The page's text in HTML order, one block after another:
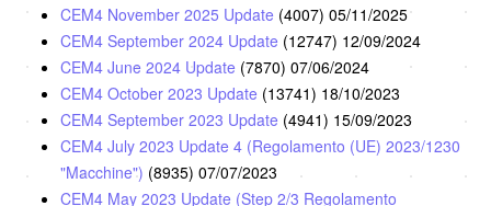
CEM4 November 2025 Update (4007) 05/11/2025
CEM4 September 2024 Update (12747) 12/09/2024
CEM4 June 2024 Update (7870) 07/06/2024
CEM4 October 2023 Update (13741) 18/10/2023
CEM4 September 2023 Update (4941) 15/09/2023
CEM4 July 2023 Update 4 (Regolamento (UE) 2023/1230
"Macchine") (8935) 07/07/2023
CEM4 May 2023 Update (Step 2/3 Regolamento